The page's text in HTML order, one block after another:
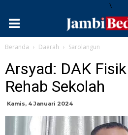
\
Beranda Daerah Sarolangun
Arsyad: DAK
Rehab Sekolah
Kamis, 4 Januari 2024